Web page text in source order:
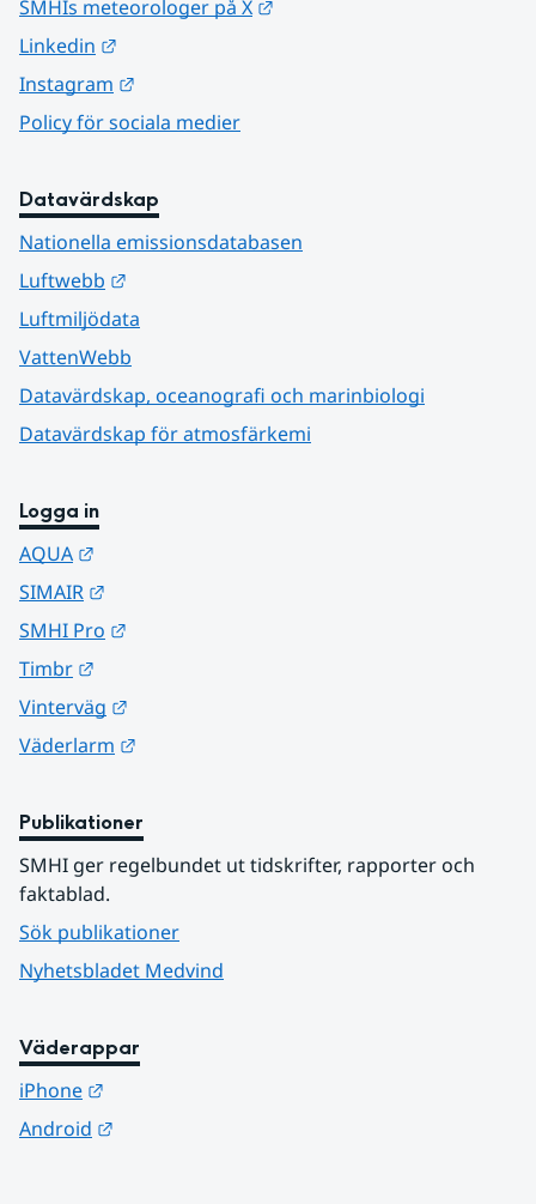
SMHIs meteorologer på X
Linkedin
Instagram
Policy för sociala medier
Datavärdskap
Nationella emissionsdatabasen
Luftwebb
Luftmiljödata
VattenWebb
Datavärdskap, oceanografi och marinbiologi
Datavärdskap för atmosfärkemi
Logga in
AQUA
SIMAIR
SMHI Pro
Timbr
Vinterväg
Väderlarm
Publikationer
SMHI ger regelbundet ut tidskrifter, rapporter och
faktablad.
Sök publikationer
Nyhetsbladet Medvind
Väderappar
iPhone
Android